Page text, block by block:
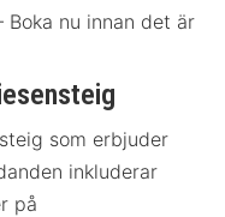
Boka nu innan det är
som erbjuder
inkluderar
på